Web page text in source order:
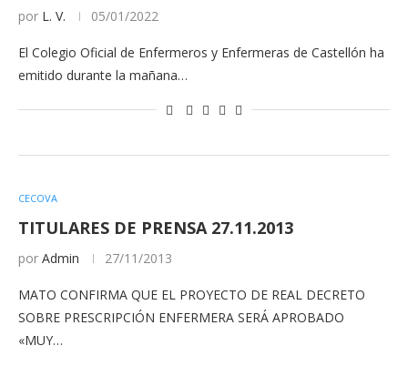
por L. V. 05/01/2022
El Colegio Oficial de Enfermeros y Enfermeras de Castellón ha
emitido durante la mañana…
CECOVA
TITULARES DE PRENSA 27.11.2013
por Admin 27/11/2013
MATO CONFIRMA QUE EL PROYECTO DE REAL DECRETO
SOBRE PRESCRIPCIÓN ENFERMERA SERÁ APROBADO
«MUY…